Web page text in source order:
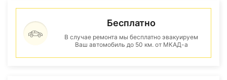
Бесплатно
В случае ремонта мы бесплатно эвакуируем
Ваш автомобиль до 50 км. от МКАД-а